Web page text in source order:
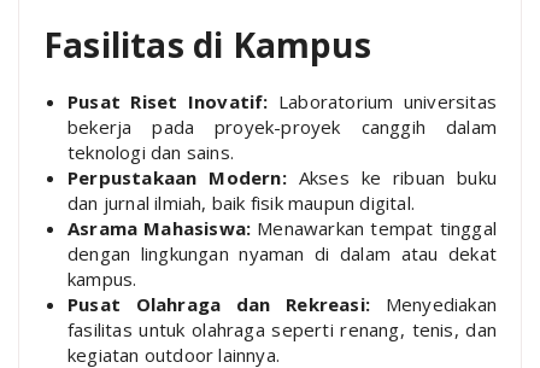
Fasilitas di Kampus
Pusat Riset Inovatif: Laboratorium universitas
bekerja pada proyek-proyek canggih dalam
teknologi dan sains.
Perpustakaan Modern:Akses ke ribuan buku
dan jurnal ilmiah, baik fisik maupun digital.
Asrama Mahasiswa: Menawarkan tempat tinggal
dengan lingkungan nyaman di dalam atau dekat
kampus.
Pusat Olahraga dan Rekreasi: Menyediakan
fasilitas untuk olahraga seperti renang, tenis, dan
kegiatan outdoor lainnya.